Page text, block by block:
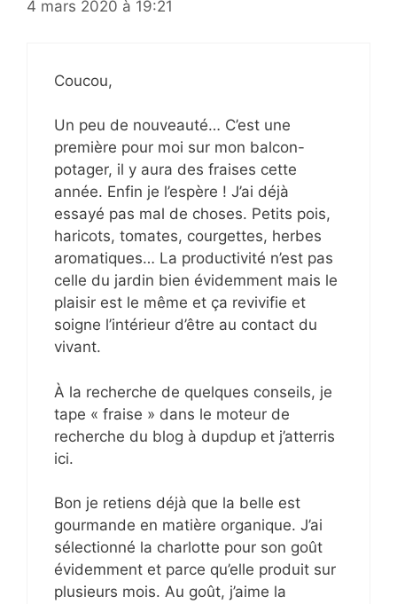
4 mars 2020 à 19:21
Coucou,
Un peu de nouveauté… C’est une
première pour moi sur mon balcon-
potager, il y aura des fraises cette
année. Enfin je l’espère ! J’ai déjà
essayé pas mal de choses. Petits pois,
haricots, tomates, courgettes, herbes
aromatiques… La productivité n’est pas
celle du jardin bien évidemment mais le
plaisir est le même et ça revivifie et
soigne l’intérieur d’être au contact du
vivant.
À la recherche de quelques conseils, je
tape « fraise » dans le moteur de
recherche du blog à dupdup et j’atterris
ici.
Bon je retiens déjà que la belle est
gourmande en matière organique. J’ai
sélectionné la charlotte pour son goût
évidemment et parce qu’elle produit sur
plusieurs mois. Au goût, j’aime la